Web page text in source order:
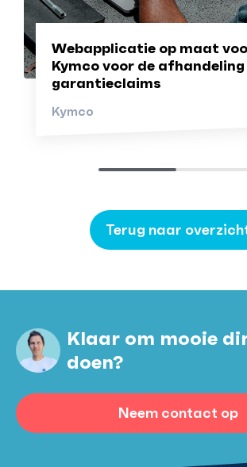
Webapplicatie op maat
Kymco voor de
garantieclaims
Kymco
Terug naar
Klaar om mooie
doen?
Neem contact op